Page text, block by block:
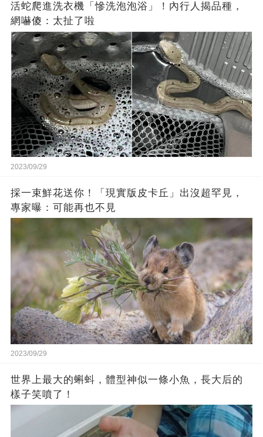
活蛇爬進洗衣機「慘洗泡泡浴」！內行人揭品種，
網嚇傻：太扯了啦
2023/09/29
採一束鮮花送你！「現實版皮卡丘」出沒超罕見，
專家曝：可能再也不見
2023/09/29
世界上最大的蝌蚪，體型神似一條小魚，長大后的
樣子笑噴了！